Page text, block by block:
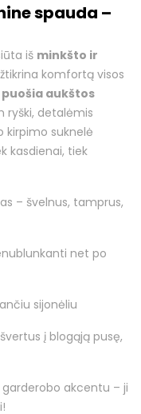
spauda –
iš minkšto ir
komfortą visos
aukštos
ryški, detalėmis
kirpimo suknelė
kasdienai, tiek
– švelnus, tamprus,
net po
sijonėliu
į blogąją pusę,
akcentu – ji